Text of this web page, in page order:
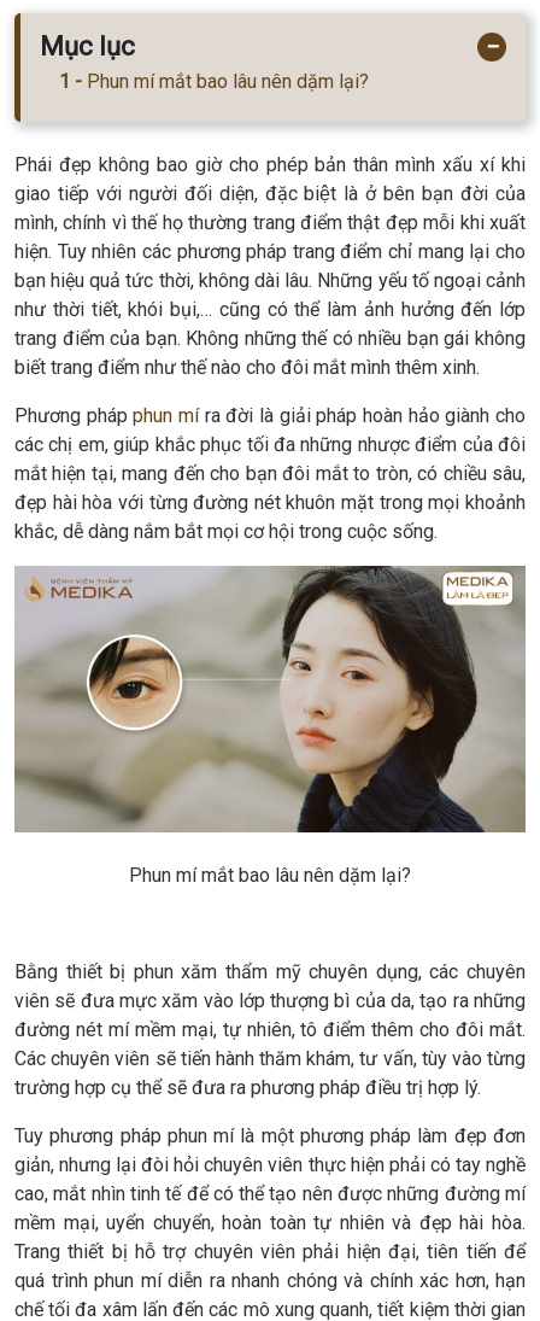
Mục lục −
Phun mí mắt bao lâu nên dặm lại?
Phái đẹp không bao giờ cho phép bản thân mình xấu xí khi
giao tiếp với người đối diện, đặc biệt là ở bên bạn đời của
mình, chính vì thế họ thường trang điểm thật đẹp mỗi khi xuất
hiện. Tuy nhiên các phương pháp trang điểm chỉ mang lại cho
bạn hiệu quả tức thời, không dài lâu. Những yếu tố ngoại cảnh
như thời tiết, khói bụi,… cũng có thể làm ảnh hưởng đến lớp
trang điểm của bạn. Không những thế có nhiều bạn gái không
biết trang điểm như thế nào cho đôi mắt mình thêm xinh.
Phương phápphun míra đời là giải pháp hoàn hảo giành cho
các chị em, giúp khắc phục tối đa những nhược điểm của đôi
mắt hiện tại, mang đến cho bạn đôi mắt to tròn, có chiều sâu,
đẹp hài hòa với từng đường nét khuôn mặt trong mọi khoảnh
khắc, dễ dàng nắm bắt mọi cơ hội trong cuộc sống.
Phun mí mắt bao lâu nên dặm lại?
Bằng thiết bị phun xăm thẩm mỹ chuyên dụng, các chuyên
viên sẽ đưa mực xăm vào lớp thượng bì của da, tạo ra những
đường nét mí mềm mại, tự nhiên, tô điểm thêm cho đôi mắt.
Các chuyên viên sẽ tiến hành thăm khám, tư vấn, tùy vào từng
trường hợp cụ thể sẽ đưa ra phương pháp điều trị hợp lý.
Tuy phương pháp phun mí là một phương pháp làm đẹp đơn
giản, nhưng lại đòi hỏi chuyên viên thực hiện phải có tay nghề
cao, mắt nhìn tinh tế để có thể tạo nên được những đường mí
mềm mại, uyển chuyển, hoàn toàn tự nhiên và đẹp hài hòa.
Trang thiết bị hỗ trợ chuyên viên phải hiện đại, tiên tiến để
quá trình phun mí diễn ra nhanh chóng và chính xác hơn, hạn
chế tối đa xâm lấn đến các mô xung quanh, tiết kiệm thời gian